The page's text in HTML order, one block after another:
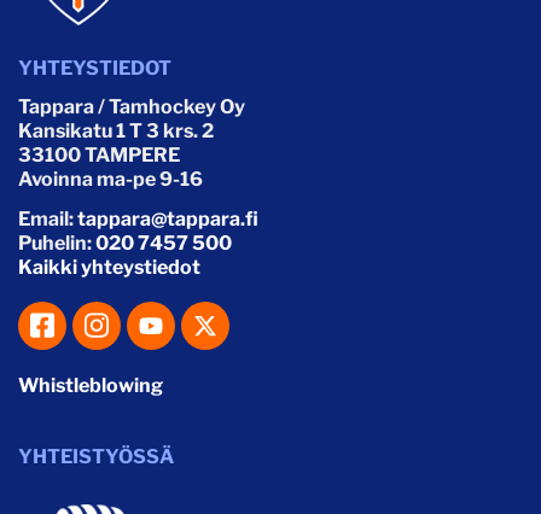
YHTEYSTIEDOT
Tappara / Tamhockey Oy
Kansikatu 1 T 3 krs. 2
33100 TAMPERE
Avoinna ma-pe 9-16
Email:tappara@tappara.fi
Puhelin:020 7457 500
Kaikki yhteystiedot
Whistleblowing
YHTEISTYÖSSÄ